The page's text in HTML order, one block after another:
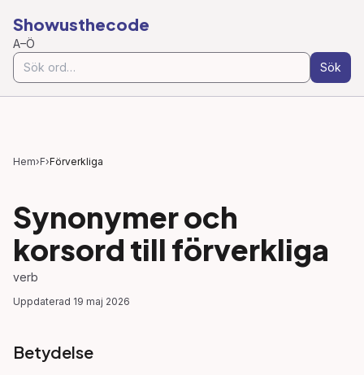
Showusthecode
A–Ö
Sök
Hem›F›Förverkliga
Synonymer och
korsord till förverkliga
verb
Uppdaterad 19 maj 2026
Betydelse